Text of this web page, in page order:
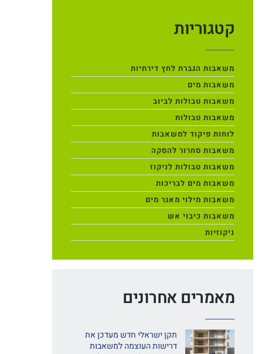
קטגוריות
משאבות הגברת לחץ דירתיות
משאבות מים
משאבות טבולות לביוב
משאבות טבולות
לוחות פיקוד למשאבות
משאבות סחרור להסקה
משאבות טבולות לניקוז
משאבות מים לבריכות
משאבות מילוי מאגר מים
משאבות כיבוי אש
ניקוזיות
מאמרים אחרונים
תקן ישראלי חדש מעדכן את
דרישות העוצמה למשאבות